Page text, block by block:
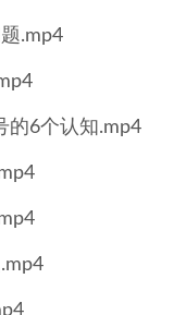
.mp4
的6个认知.mp4